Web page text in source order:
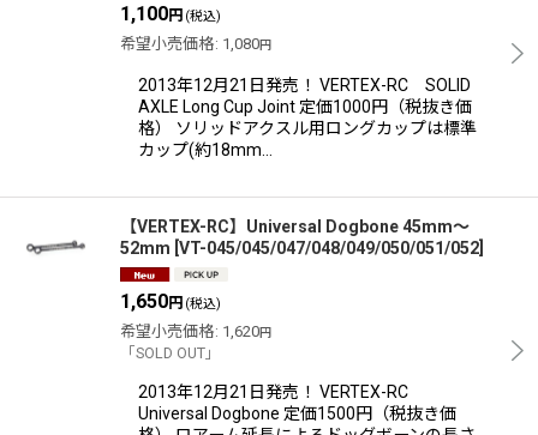
1,100円 (税込)
希望小売価格: 1,080円
2013年12月21日発売！ VERTEX-RC SOLID
AXLE Long Cup Joint 定価1000円（税抜き価
格） ソリッドアクスル用ロングカップは標準
カップ(約18mm…
【VERTEX-RC】Universal Dogbone 45mm〜
52mm VT-045/045/047/048/049/050/051/052
1,650円 (税込)
希望小売価格: 1,620円
「SOLD OUT」
2013年12月21日発売！ VERTEX-RC
Universal Dogbone 定価1500円（税抜き価